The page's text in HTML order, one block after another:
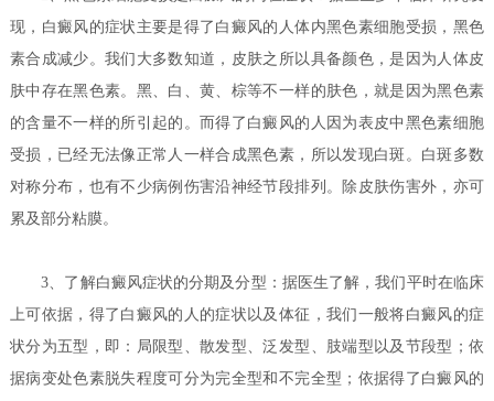
现，白癜风的症状主要是得了白癜风的人体内黑色素细胞受损，黑色
素合成减少。我们大多数知道，皮肤之所以具备颜色，是因为人体皮
肤中存在黑色素。黑、白、黄、棕等不一样的肤色，就是因为黑色素
的含量不一样的所引起的。而得了白癜风的人因为表皮中黑色素细胞
受损，已经无法像正常人一样合成黑色素，所以发现白斑。白斑多数
对称分布，也有不少病例伤害沿神经节段排列。除皮肤伤害外，亦可
累及部分粘膜。
3、了解白癜风症状的分期及分型：据医生了解，我们平时在临床
上可依据，得了白癜风的人的症状以及体征，我们一般将白癜风的症
状分为五型，即：局限型、散发型、泛发型、肢端型以及节段型；依
据病变处色素脱失程度可分为完全型和不完全型；依据得了白癜风的